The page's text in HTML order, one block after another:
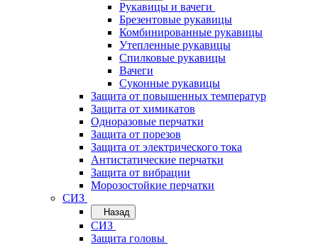
Рукавицы и вачеги
Брезентовые рукавицы
Комбинированные рукавицы
Утепленные рукавицы
Спилковые рукавицы
Вачеги
Суконные рукавицы
Защита от повышенных температур
Защита от химикатов
Одноразовые перчатки
Защита от порезов
Защита от электрического тока
Антистатические перчатки
Защита от вибрации
Морозостойкие перчатки
СИЗ
Назад
СИЗ
Защита головы